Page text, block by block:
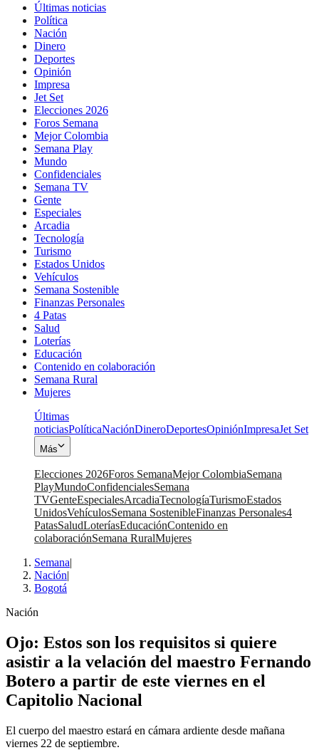
Últimas noticias
Política
Nación
Dinero
Deportes
Opinión
Impresa
Jet Set
Elecciones 2026
Foros Semana
Mejor Colombia
Semana Play
Mundo
Confidenciales
Semana TV
Gente
Especiales
Arcadia
Tecnología
Turismo
Estados Unidos
Vehículos
Semana Sostenible
Finanzas Personales
4 Patas
Salud
Loterías
Educación
Contenido en colaboración
Semana Rural
Mujeres
Últimas
noticiasPolíticaNaciónDineroDeportesOpiniónImpresaJet Set
Más
Elecciones 2026Foros SemanaMejor ColombiaSemana
PlayMundoConfidencialesSemana
TVGenteEspecialesArcadiaTecnologíaTurismoEstados
UnidosVehículosSemana SostenibleFinanzas Personales4
PatasSaludLoteríasEducaciónContenido en
colaboraciónSemana RuralMujeres
Semana|
Nación|
Bogotá
Nación
Ojo: Estos son los requisitos si quiere
asistir a la velación del maestro Fernando
Botero a partir de este viernes en el
Capitolio Nacional
El cuerpo del maestro estará en cámara ardiente desde mañana
viernes 22 de septiembre.